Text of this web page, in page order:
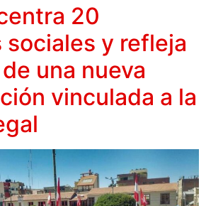
20
y refleja
una nueva
vinculada a la